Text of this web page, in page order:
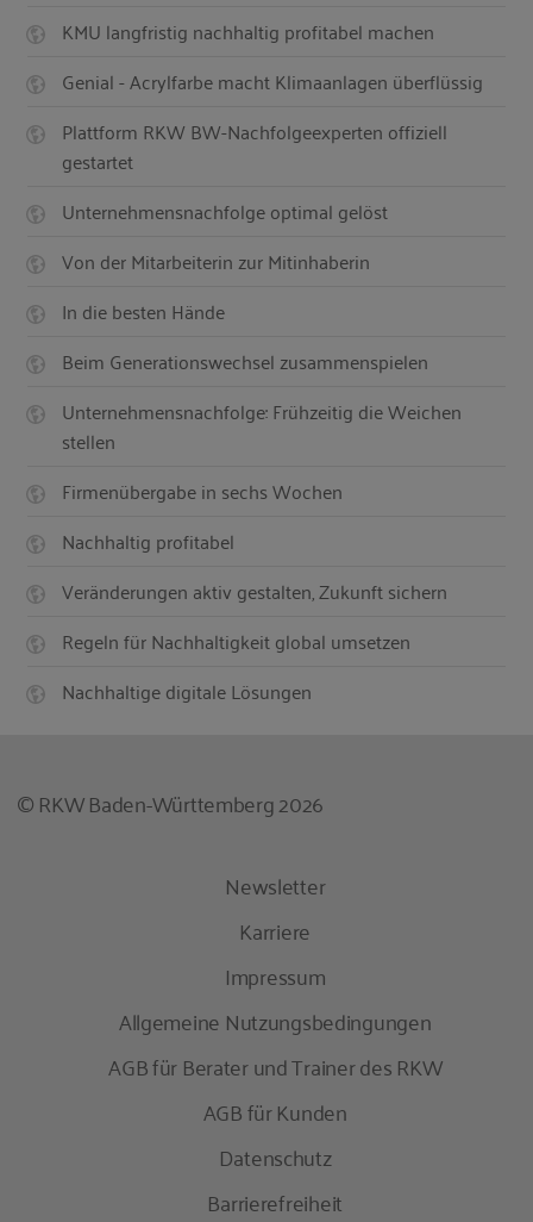
KMU langfristig nachhaltig profitabel machen
Genial - Acrylfarbe macht Klimaanlagen überflüssig
Plattform RKW BW-Nachfolgeexperten offiziell
gestartet
Unternehmensnachfolge optimal gelöst
Von der Mitarbeiterin zur Mitinhaberin
In die besten Hände
Beim Generationswechsel zusammenspielen
Unternehmensnachfolge: Frühzeitig die Weichen
stellen
Firmenübergabe in sechs Wochen
Nachhaltig profitabel
Veränderungen aktiv gestalten, Zukunft sichern
Regeln für Nachhaltigkeit global umsetzen
Nachhaltige digitale Lösungen
© RKW Baden-Württemberg 2026
Newsletter
Karriere
Impressum
Allgemeine Nutzungsbedingungen
AGB für Berater und Trainer des RKW
AGB für Kunden
Datenschutz
Barrierefreiheit